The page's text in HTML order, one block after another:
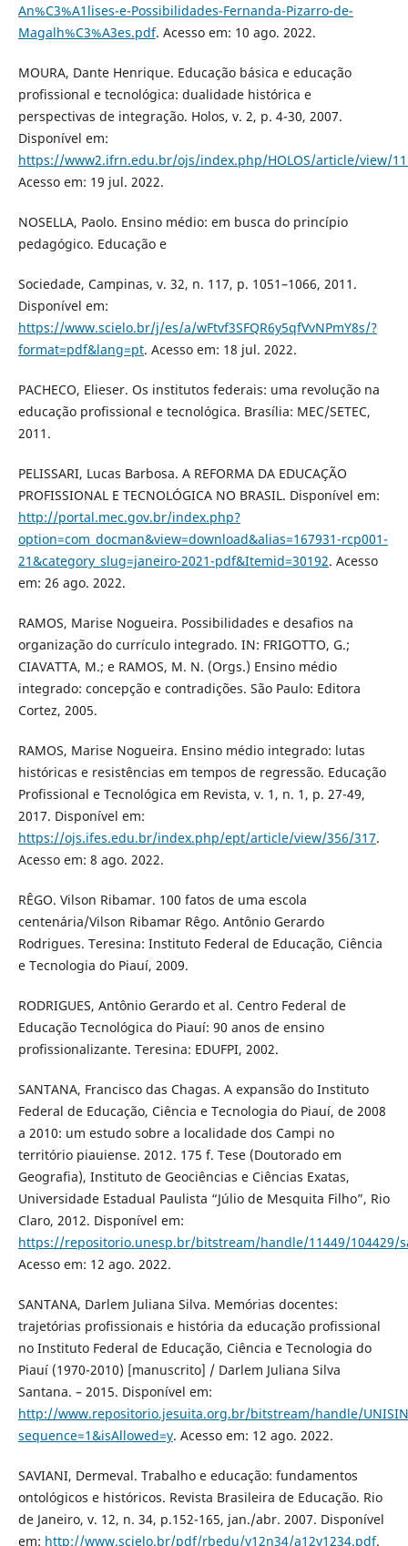
An%C3%A1lises-e-Possibilidades-Fernanda-Pizarro-de-
Magalh%C3%A3es.pdf. Acesso em: 10 ago. 2022.
MOURA, Dante Henrique. Educação básica e educação
profissional e tecnológica: dualidade histórica e
perspectivas de integração. Holos, v. 2, p. 4-30, 2007.
Disponível em:
https://www2.ifrn.edu.br/ojs/index.php/HOLOS/article/view/
Acesso em: 19 jul. 2022.
NOSELLA, Paolo. Ensino médio: em busca do princípio
pedagógico. Educação e
Sociedade, Campinas, v. 32, n. 117, p. 1051–1066, 2011.
Disponível em:
https://www.scielo.br/j/es/a/wFtvf3SFQR6y5qfVvNPmY8s/?
format=pdf&lang=pt. Acesso em: 18 jul. 2022.
PACHECO, Elieser. Os institutos federais: uma revolução na
educação profissional e tecnológica. Brasília: MEC/SETEC,
2011.
PELISSARI, Lucas Barbosa. A REFORMA DA EDUCAÇÃO
PROFISSIONAL E TECNOLÓGICA NO BRASIL. Disponível em:
http://portal.mec.gov.br/index.php?
option=com_docman&view=download&alias=167931-rcp001-
21&category_slug=janeiro-2021-pdf&Itemid=30192. Acesso
em: 26 ago. 2022.
RAMOS, Marise Nogueira. Possibilidades e desafios na
organização do currículo integrado. IN: FRIGOTTO, G.;
CIAVATTA, M.; e RAMOS, M. N. (Orgs.) Ensino médio
integrado: concepção e contradições. São Paulo: Editora
Cortez, 2005.
RAMOS, Marise Nogueira. Ensino médio integrado: lutas
históricas e resistências em tempos de regressão. Educação
Profissional e Tecnológica em Revista, v. 1, n. 1, p. 27-49,
2017. Disponível em:
https://ojs.ifes.edu.br/index.php/ept/article/view/356/317.
Acesso em: 8 ago. 2022.
RÊGO. Vilson Ribamar. 100 fatos de uma escola
centenária/Vilson Ribamar Rêgo. Antônio Gerardo
Rodrigues. Teresina: Instituto Federal de Educação, Ciência
e Tecnologia do Piauí, 2009.
RODRIGUES, Antônio Gerardo et al. Centro Federal de
Educação Tecnológica do Piauí: 90 anos de ensino
profissionalizante. Teresina: EDUFPI, 2002.
SANTANA, Francisco das Chagas. A expansão do Instituto
Federal de Educação, Ciência e Tecnologia do Piauí, de 2008
a 2010: um estudo sobre a localidade dos Campi no
território piauiense. 2012. 175 f. Tese (Doutorado em
Geografia), Instituto de Geociências e Ciências Exatas,
Universidade Estadual Paulista “Júlio de Mesquita Filho”, Rio
Claro, 2012. Disponível em:
https://repositorio.unesp.br/bitstream/handle/11449/104429/
Acesso em: 12 ago. 2022.
SANTANA, Darlem Juliana Silva. Memórias docentes:
trajetórias profissionais e história da educação profissional
no Instituto Federal de Educação, Ciência e Tecnologia do
Piauí (1970-2010) [manuscrito] / Darlem Juliana Silva
Santana. – 2015. Disponível em:
http://www.repositorio.jesuita.org.br/bitstream/handle/
sequence=1&isAllowed=y. Acesso em: 12 ago. 2022.
SAVIANI, Dermeval. Trabalho e educação: fundamentos
ontológicos e históricos. Revista Brasileira de Educação. Rio
de Janeiro, v. 12, n. 34, p.152-165, jan./abr. 2007. Disponível
em: http://www.scielo.br/pdf/rbedu/v12n34/a12v1234.pdf.